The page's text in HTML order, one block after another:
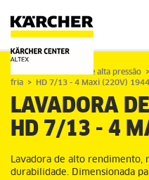
Lavadoras de alta pressão
fria
HD 7/13 - 4 Maxi (220V)
LAVADORA
HD 7/13 - 4
Lavadora de alto rendimento,
durabilidade. Dimensionada